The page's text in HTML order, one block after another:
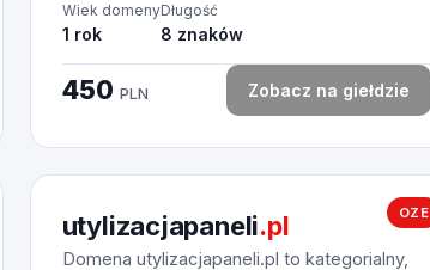
Wiek domeny
1 rok
Długość
8 znaków
450 PLN Zobacz na giełdzie
OZE
utylizacjapaneli.pl
Domena utylizacjapaneli.pl to kategorialny,